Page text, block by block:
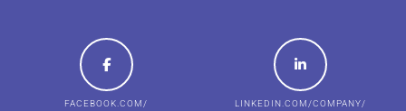
FACEBOOK.COM/ LINKEDIN.COM/COMPANY/